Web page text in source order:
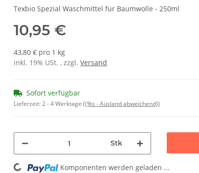
Texbio Spezial Waschmittel für Baumwolle - 250ml
10,95 €
43,80 € pro 1 kg
inkl. 19% USt. , zzgl. Versand
Sofort verfügbar
Lieferzeit:2 - 4 Werktage ((%s - Ausland abweichend))
Stk
Loading... Komponenten werden geladen ...